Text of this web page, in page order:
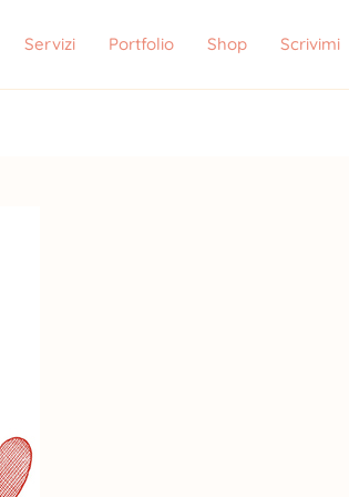
Servizi Portfolio Shop Scrivimi